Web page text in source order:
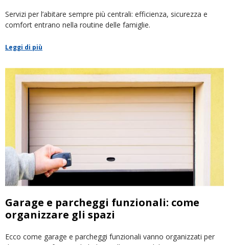
Servizi per l’abitare sempre più centrali: efficienza, sicurezza e
comfort entrano nella routine delle famiglie.
Leggi di più
Garage e parcheggi funzionali: come
organizzare gli spazi
Ecco come garage e parcheggi funzionali vanno organizzati per